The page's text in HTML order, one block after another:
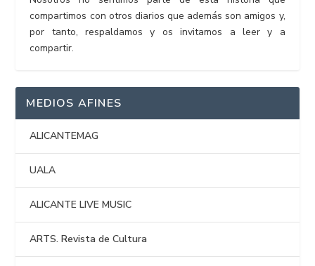
compartimos con otros diarios que además son amigos y,
por tanto, respaldamos y os invitamos a leer y a
compartir.
MEDIOS AFINES
ALICANTEMAG
UALA
ALICANTE LIVE MUSIC
ARTS. Revista de Cultura